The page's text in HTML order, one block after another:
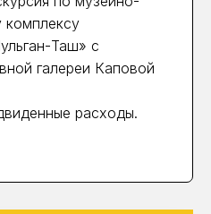
комплексу
Таш» с
галереи Каповой
расходы.